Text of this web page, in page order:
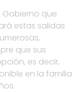
Gobierno que
estas salidas
que sus
es decir,
en la familia